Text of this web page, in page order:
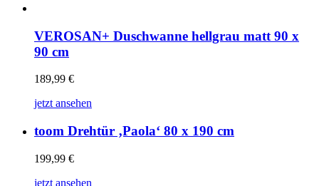
VEROSAN+ Duschwanne hellgrau matt 90 x
90 cm
189,99 €
jetzt ansehen
toom Drehtür ‚Paola‘ 80 x 190 cm
199,99 €
jetzt ansehen